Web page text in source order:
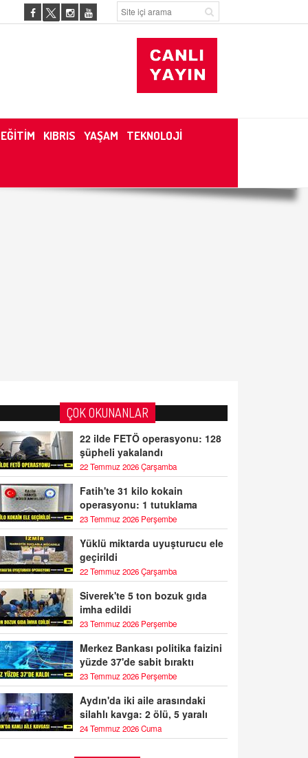
EĞİTİM KIBRIS YAŞAM TEKNOLOJİ
ÇOK OKUNANLAR
22 ilde FETÖ operasyonu: 128
şüpheli yakalandı
22 Temmuz 2026 Çarşamba
Fatih'te 31 kilo kokain
operasyonu: 1 tutuklama
23 Temmuz 2026 Perşembe
Yüklü miktarda uyuşturucu ele
geçirildi
22 Temmuz 2026 Çarşamba
Siverek'te 5 ton bozuk gıda
imha edildi
23 Temmuz 2026 Perşembe
Merkez Bankası politika faizini
yüzde 37'de sabit bıraktı
23 Temmuz 2026 Perşembe
Aydın'da iki aile arasındaki
silahlı kavga: 2 ölü, 5 yaralı
24 Temmuz 2026 Cuma